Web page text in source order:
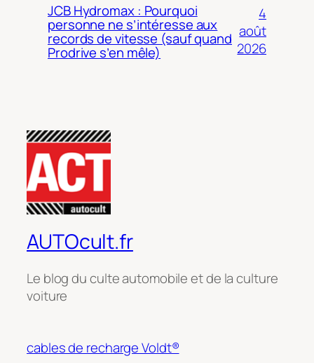
JCB Hydromax : Pourquoi
personne ne s’intéresse aux
records de vitesse (sauf quand
Prodrive s’en mêle)
4
août
2026
AUTOcult.fr
Le blog du culte automobile et de la culture
voiture
cables de recharge Voldt®